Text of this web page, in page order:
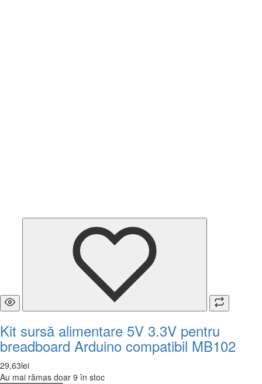
Kit sursă alimentare 5V 3.3V pentru
breadboard Arduino compatibil MB102
29,63lei
Au mai rămas doar 9 în stoc